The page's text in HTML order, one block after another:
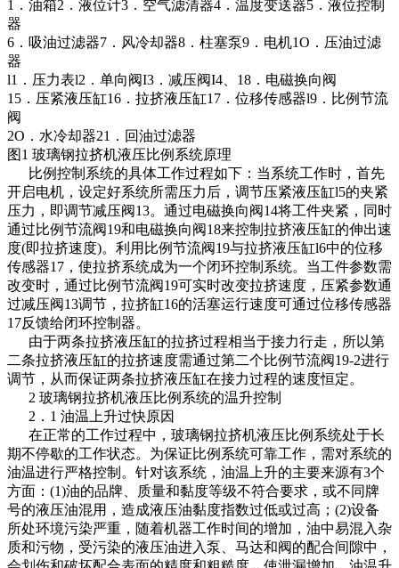
1．油箱2．液位计3．空气滤清器4．温度变送器5．液位控制
器
6．吸油过滤器7．风冷却器8．柱塞泵9．电机1O．压油过滤
器
l1．压力表l2．单向阀I3．减压阀I4、18．电磁换向阀
15．压紧液压缸16．拉挤液压缸17．位移传感器l9．比例节流
阀
2O．水冷却器21．回油过滤器
图1 玻璃钢拉挤机液压比例系统原理
比例控制系统的具体工作过程如下：当系统工作时，首先
开启电机，设定好系统所需压力后，调节压紧液压缸l5的夹紧
压力，即调节减压阀13。通过电磁换向阀14将工件夹紧，同时
通过比例节流阀19和电磁换向阀18来控制拉挤液压缸的伸出速
度(即拉挤速度)。利用比例节流阀19与拉挤液压缸l6中的位移
传感器17，使拉挤系统成为一个闭环控制系统。当工件参数需
改变时，通过比例节流阀19可实时改变拉挤速度，压紧参数通
过减压阀13调节，拉挤缸16的活塞运行速度可通过位移传感器
17反馈给闭环控制器。
由于两条拉挤液压缸的拉挤过程相当于接力行走，所以第
二条拉挤液压缸的拉挤速度需通过第二个比例节流阀19-2进行
调节，从而保证两条拉挤液压缸在接力过程的速度恒定。
2 玻璃钢拉挤机液压比例系统的温升控制
2．1 油温上升过快原因
在正常的工作过程中，玻璃钢拉挤机液压比例系统处于长
期不停歇的工作状态。为保证比例系统可靠工作，需对系统的
油温进行严格控制。针对该系统，油温上升的主要来源有3个
方面：(1)油的品牌、质量和黏度等级不符合要求，或不同牌
号的液压油混用，造成液压油黏度指数过低或过高；(2)设备
所处环境污染严重，随着机器工作时间的增加，油中易混入杂
质和污物，受污染的液压油进入泵、马达和阀的配合间隙中，